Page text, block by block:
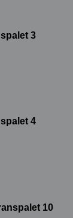
Dms Transpalet 3
Dms Transpalet 4
Manuel Transpalet 10